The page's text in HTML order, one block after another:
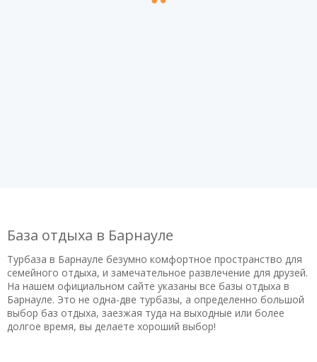
База отдыха в Барнауле
Турбаза в Барнауле безумно комфортное пространство для
семейного отдыха, и замечательное развлечение для друзей.
На нашем официальном сайте указаны все базы отдыха в
Барнауле. Это не одна-две турбазы, а определенно большой
выбор баз отдыха, заезжая туда на выходные или более
долгое время, вы делаете хороший выбор!